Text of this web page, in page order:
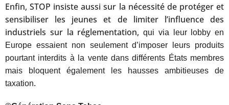
Enfin, STOP insiste aussi sur la nécessité de protéger et
sensibiliser les jeunes et de limiter l’influence des
industriels sur la réglementation, qui via leur lobby en
Europe essaient non seulement d’imposer leurs produits
pourtant interdits à la vente dans différents États membres
mais bloquent également les hausses ambitieuses de
taxation.